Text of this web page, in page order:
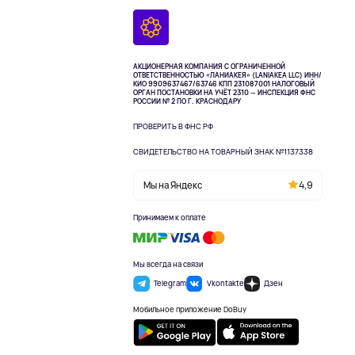
АКЦИОНЕРНАЯ КОМПАНИЯ С ОГРАНИЧЕННОЙ
ОТВЕТСТВЕННОСТЬЮ «ЛАНИАКЕЯ» (LANIAKEA LLC) ИНН/
КИО 9909637467/63746 КПП 231087001 НАЛОГОВЫЙ
ОРГАН ПОСТАНОВКИ НА УЧЁТ 2310 — ИНСПЕКЦИЯ ФНС
РОССИИ № 2 ПО Г. КРАСНОДАРУ
ПРОВЕРИТЬ В ФНС РФ
СВИДЕТЕЛЬСТВО НА ТОВАРНЫЙ ЗНАК №1137338
Мы на Яндекс 4,9
Принимаем к оплате
Мы всегда на связи
Telegram
Vkontakte Дзен
Мобильное приложение DoBuy